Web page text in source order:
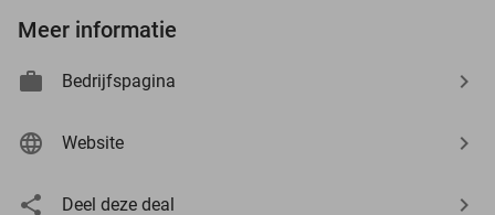
Meer informatie
Bedrijfspagina
Website
Deel deze deal